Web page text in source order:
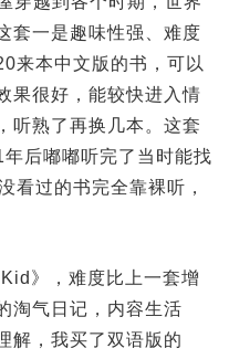
套一是趣味性强、难度
来本中文版的书，可以
果很好，能较快进入情
听熟了再换几本。这套
后嘟嘟听完了当时能找
看过的书完全靠裸听，
》，难度比上一套增
淘气日记，内容生活
解，我买了双语版的